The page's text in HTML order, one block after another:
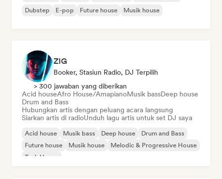
Dubstep
E-pop Future house Musik house
ZIG
Booker, Stasiun Radio, DJ Terpilih
> 300 jawaban yang diberikan
Acid houseAfro House/AmapianoMusik bassDeep house
Drum and Bass
Hubungkan artis dengan peluang acara langsung
Siarkan artis di radioUnduh lagu artis untuk set DJ saya
Acid house Musik bass Deep house
Drum and Bass
Future house
Musik house
Melodic & Progressive House
Tech House